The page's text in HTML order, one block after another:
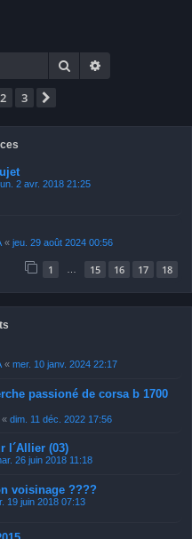
Rechercher
2 3
2 avr. 2018 21:25
« jeu. 29 août 2024 00:56
1 15 16 17 18
« mer. 10 janv. 2024 22:17
passioné de corsa b 1700
« dim. 11 déc. 2022 17:56
l´Allier (03)
26 juin 2018 11:18
voisinage ????
19 juin 2018 07:13